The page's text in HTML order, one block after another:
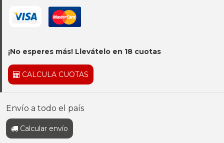
¡No esperes más! Llevátelo en 18 cuotas
CALCULA CUOTAS
Envío a todo el país
Calcular envío